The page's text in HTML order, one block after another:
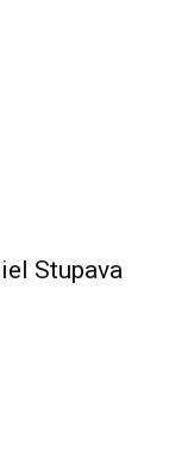
Stupava